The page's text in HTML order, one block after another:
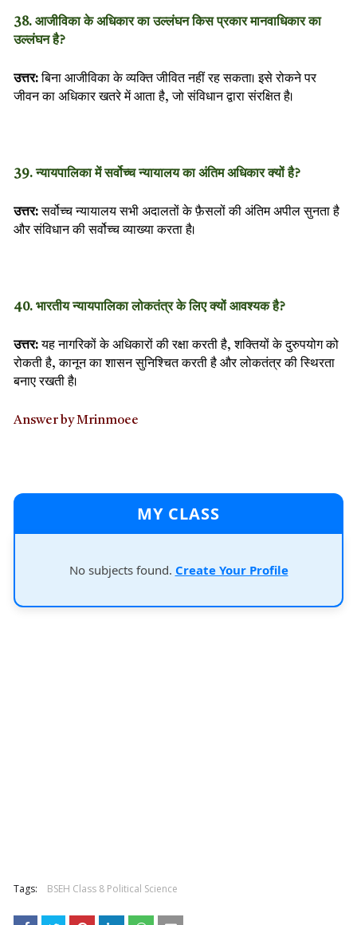
38. आजीविका के अधिकार का उल्लंघन किस प्रकार मानवाधिकार का
उल्लंघन है?
उत्तर:बिना आजीविका के व्यक्ति जीवित नहीं रह सकता। इसे रोकने पर
जीवन का अधिकार खतरे में आता है, जो संविधान द्वारा संरक्षित है।
39. न्यायपालिका में सर्वोच्च न्यायालय का अंतिम अधिकार क्यों है?
उत्तर:सर्वोच्च न्यायालय सभी अदालतों के फ़ैसलों की अंतिम अपील सुनता है
और संविधान की सर्वोच्च व्याख्या करता है।
40. भारतीय न्यायपालिका लोकतंत्र के लिए क्यों आवश्यक है?
उत्तर:यह नागरिकों के अधिकारों की रक्षा करती है, शक्तियों के दुरुपयोग को
रोकती है, कानून का शासन सुनिश्चित करती है और लोकतंत्र की स्थिरता
बनाए रखती है।
Answer by Mrinmoee
MY CLASS
No subjects found. Create Your Profile
Tags: BSEH Class 8 Political Science